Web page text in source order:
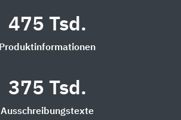
475 Tsd.
Produktinformationen
375 Tsd.
Ausschreibungstexte